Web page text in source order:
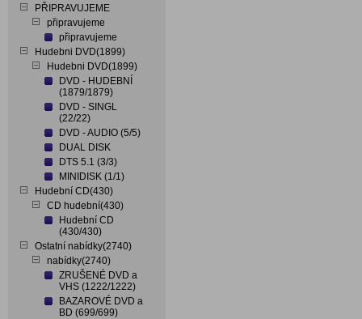
PŘIPRAVUJEME
připravujeme
připravujeme
Hudebni DVD(1899)
Hudebni DVD(1899)
DVD - HUDEBNÍ
(1879/1879)
DVD - SINGL
(22/22)
DVD - AUDIO (5/5)
DUAL DISK
DTS 5.1 (3/3)
MINIDISK (1/1)
Hudební CD(430)
CD hudební(430)
Hudební CD
(430/430)
Ostatní nabídky(2740)
nabídky(2740)
ZRUŠENÉ DVD a
VHS (1222/1222)
BAZAROVÉ DVD a
BD (699/699)